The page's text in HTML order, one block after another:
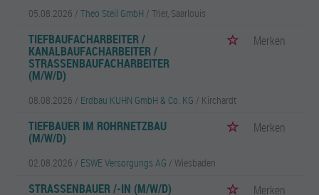
05.08.2026 / Theo Steil GmbH / Trier, Saarlouis
TIEFBAUFACHARBEITER /
KANALBAUFACHARBEITER /
STRASSENBAUFACHARBEITER (
M/W/D)
Merken
08.08.2026 / Erdbau KUHN GmbH & Co. KG / Kirchardt
TIEFBAUER IM ROHRNETZBAU
(M/W/D)
Merken
02.08.2026 / ESWE Versorgungs AG / Wiesbaden
STRASSENBAUER /-IN (M/W/D) Merken